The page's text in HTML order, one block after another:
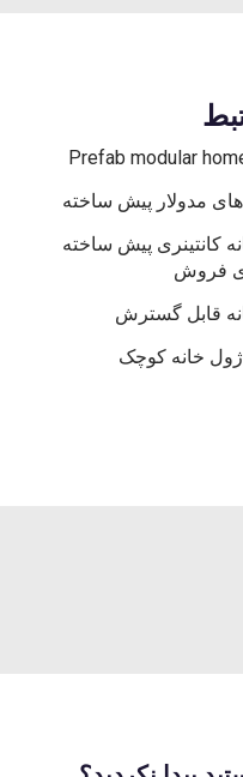
Prefab modular
مدولار پیش ساخته
کانتینری پیش ساخته
فروش
قابل گسترش
خانه کوچک